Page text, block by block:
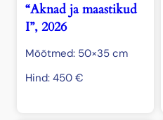
“Aknad ja maastikud
I”, 2026
Mõõtmed: 50×35 cm
Hind: 450 €